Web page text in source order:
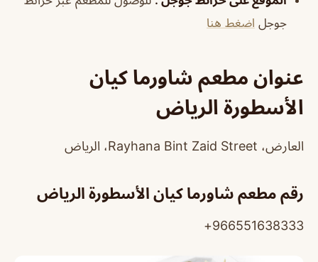
جوجل اضغط هنا
عنوان مطعم شاورما كيان
الأسطورة الرياض
العارض، Rayhana Bint Zaid Street، الرياض
رقم مطعم شاورما كيان الأسطورة الرياض
966551638333+